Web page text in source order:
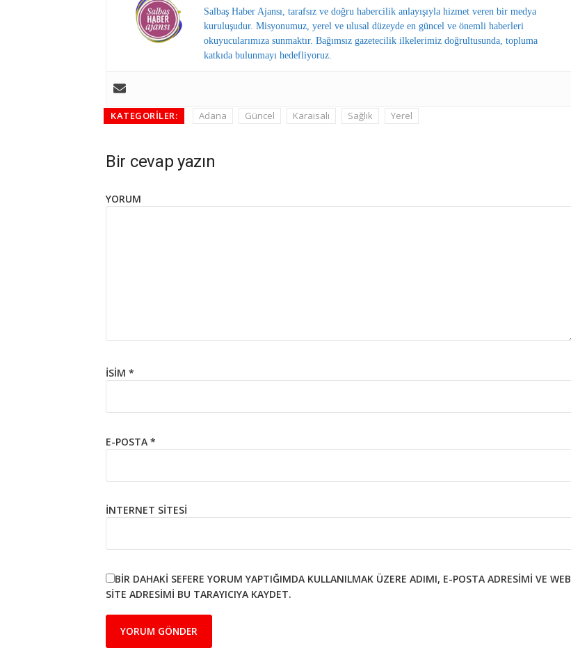
Salbaş Haber Ajansı, tarafsız ve doğru habercilik anlayışıyla hizmet veren bir medya
kuruluşudur. Misyonumuz, yerel ve ulusal düzeyde en güncel ve önemli haberleri
okuyucularımıza sunmaktır. Bağımsız gazetecilik ilkelerimiz doğrultusunda, topluma
katkıda bulunmayı hedefliyoruz.
KATEGORILER: Adana Güncel Karaisalı Sağlık Yerel
Bir cevap yazın
YORUM
İSIM *
E-POSTA *
İNTERNET SITESI
BIR DAHAKI SEFERE YORUM YAPTIĞIMDA KULLANILMAK ÜZERE ADIMI, E-POSTA ADRESIMI VE WEB
SITE ADRESIMI BU TARAYICIYA KAYDET.